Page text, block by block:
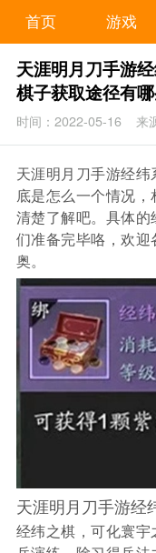
首页 游戏
天涯明月刀手游
棋子获取途径有
时间：2022-05-16 来
天涯明月刀手游经
底是怎么一个情况
清楚了解吧。具体
们准备完毕咯，欢
奥。
天涯明月刀手游经
经纬之棋，可化寰